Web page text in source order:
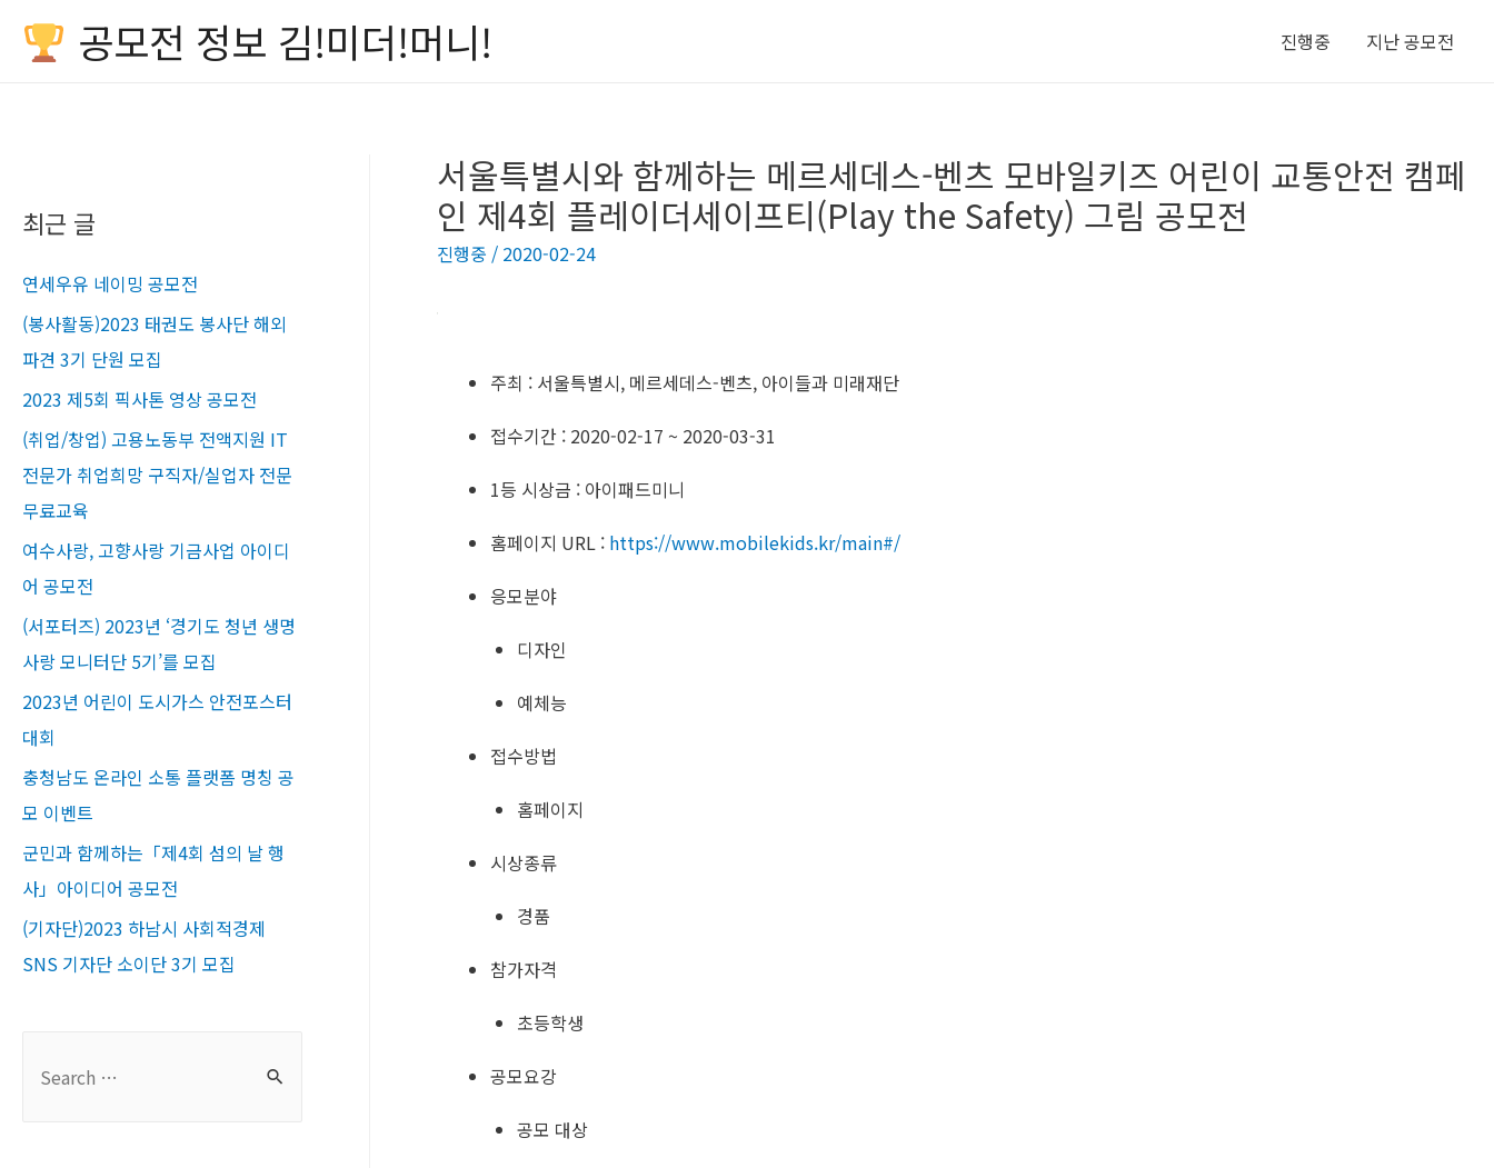
공모전 정보 김!미더!머니! 진행중 지난 공모전
최근 글
연세우유 네이밍 공모전
(봉사활동)2023 태권도 봉사단 해외
파견 3기 단원 모집
2023 제5회 픽사톤 영상 공모전
(취업/창업) 고용노동부 전액지원 IT
전문가 취업희망 구직자/실업자 전문
무료교육​
여수사랑, 고향사랑 기금사업 아이디
어 공모전
(서포터즈) 2023년 ‘경기도 청년 생명
사랑 모니터단 5기’를 모집
2023년 어린이 도시가스 안전포스터
대회
충청남도 온라인 소통 플랫폼 명칭 공
모 이벤트
군민과 함께하는「제4회 섬의 날 행
사」아이디어 공모전
(기자단)2023 하남시 사회적경제
SNS 기자단 소이단 3기 모집
서울특별시와 함께하는 메르세데스-벤츠 모바일키즈 어린이 교통안전 캠페
인 제4회 플레이더세이프티(Play the Safety) 그림 공모전
진행중 / 2020-02-24
주최 : 서울특별시, 메르세데스-벤츠, 아이들과 미래재단
접수기간 : 2020-02-17 ~ 2020-03-31
1등 시상금 : 아이패드미니
홈페이지 URL : https://www.mobilekids.kr/main#/
응모분야
디자인
예체능
접수방법
홈페이지
시상종류
경품
참가자격
초등학생
공모요강
공모 대상